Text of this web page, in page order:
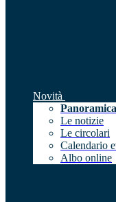
Novità
Panoramica
Le notizie
Le circolari
Calendario
Albo online